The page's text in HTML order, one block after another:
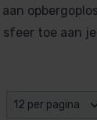
toe aan